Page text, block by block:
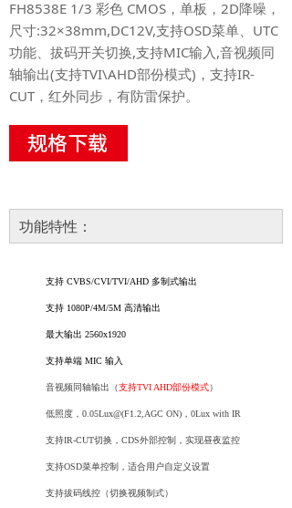
FH8538E 1/3 彩色 CMOS，单板，2D降噪，
尺寸:32×38mm,DC12V,支持OSD菜单、UTC
功能、拔码开关切换,支持MIC输入,音视频同
轴输出(支持TVI\AHD部份模式)，支持IR-
CUT，红外同步，有防雷保护。
功能特性：
支持 CVBS/CVI/TVI/AHD 多制式输出
支持 1080P/4M/5M 高清输出
最大输出 2560x1920
支持单端 MIC 输入
音视频同轴输出（支持TVI AHD部份模式）
低照度， 0. 05Lux@(F1.2,AGC ON)，0Lux with IR
支持IR-CUT切换，CDS外部控制，实现昼夜监控
支持OSD菜单控制，适合用户自定义设置
支持拔码线控（切换视频制式）